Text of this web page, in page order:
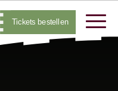
Tickets bestellen